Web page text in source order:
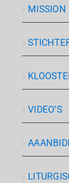
MISSION
VIDEO’S